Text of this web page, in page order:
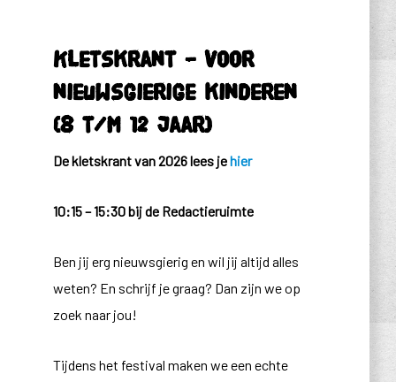
Kletskrant – voor
nieuwsgierige kinderen
(8 t/m 12 jaar)
De kletskrant van 2026 lees jehier
10:15 – 15:30 bij de Redactieruimte
Ben jij erg nieuwsgierig en wil jij altijd alles
weten? En schrijf je graag? Dan zijn we op
zoek naar jou!
Tijdens het festival maken we een echte